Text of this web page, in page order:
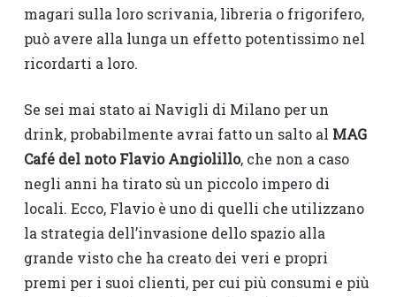
magari sulla loro scrivania, libreria o frigorifero,
può avere alla lunga un effetto potentissimo nel
ricordarti a loro.
Se sei mai stato ai Navigli di Milano per un
drink, probabilmente avrai fatto un salto al MAG
Café del noto Flavio Angiolillo, che non a caso
negli anni ha tirato sù un piccolo impero di
locali. Ecco, Flavio è uno di quelli che utilizzano
la strategia dell’invasione dello spazio alla
grande visto che ha creato dei veri e propri
premi per i suoi clienti, per cui più consumi e più